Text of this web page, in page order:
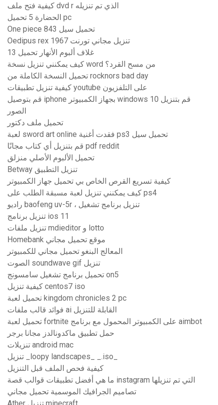
كيفية فتح ملف dvd r الذي تم تنزيله
الحضارة 5 تحميل pc
One piece 843 تحميل سيل
Oedipus rex 1967 تنزيل مجاني تورنت
13 غلاف ألبوم الأنهار تحميل
كيف يمكنني تنزيل نسخة word من مسح القرد؟
تحميل النسخة الكاملة من rocknors bad day
كيفية تنزيل تطبيقات youtube على التلفزيون
قم بتوصيل iphone بجهاز الكمبيوتر windows 10 قم بتنزيل
الصور
تحميل ملف دكتور
لعبة sword art online فقدت أغنية ps3 تحميل سيل
قم بتنزيل أي كتاب مجانًا pdf reddit
تحميل الألبوم الأصلي منزلق
Betway تنزيل التطبيق
كيفية تسريع القرص الخاص بي تحميل جهاز الكمبيوتر
كيف يمكنني تنزيل لعبة مسبقة الطلب على ps4
راديو baofeng uv-5r ، تنزيل برنامج تشغيل
تنزيل برنامج ios 11
تنزيل ملفات mdieditor و lotto
Homebank موقع تحميل مجاني
المعالج البنغو تحميل مجاني للكمبيوتر
الصوت soundwave gif تنزيل
تحميل برنامج تشغيل سامسونج on5
كيفية تنزيل centos7 iso
تحميل لعبة kingdom chronicles 2 pc
فوائد قالب ملفات ai القابلة للتنزيل
تحميل لعبة fortnite على الكمبيوتر المحمول مع برنامج aimbot
حمل تطبيق ماكدونالدز مجانا برجر
تنزيلات android mac
تنزيل _loopy landscapes_ _.iso_
كيفية فحص الملف قبل التنزيل
ما هي أفضل تطبيقات قوالب قصة instagram التي تم تنزيلها
تصاميم الجرافيك الموسمية تحميل مجاني